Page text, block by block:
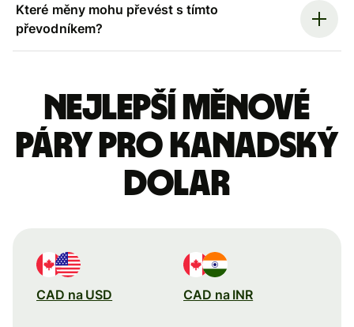
Které měny mohu převést s tímto
převodníkem?
Nejlepší měnové
páry pro kanadský
dolar
CAD na USD CAD na INR